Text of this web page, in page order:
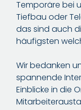
Temporäre bei
Tiefbau oder
das sind auch
häufigsten
Wir bedanken
spannende
Einblicke in die